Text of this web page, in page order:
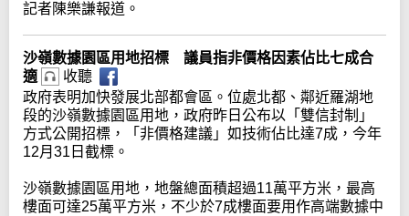
記者陳樂謙報道。
沙嶺數據園區用地招標 議員指非價格因素佔比七成合
適
收聽
政府表明加快發展北部都會區。位處北都、鄰近羅湖地
段的沙嶺數據園區用地，政府昨日公布以「雙信封制」
方式公開招標，「非價格建議」如技術佔比達7成，今年
12月31日截標。
沙嶺數據園區用地，地盤總面積超過11萬平方米，最高
樓面可達25萬平方米，不少於7成樓面要用作高端數據中